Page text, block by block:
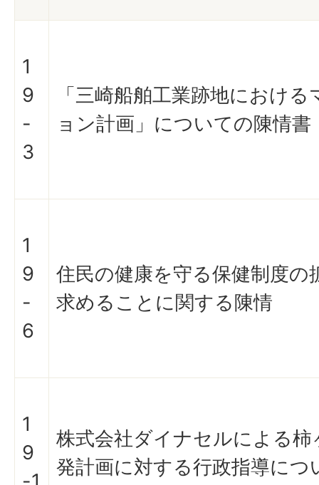
1
9
-
3
「三崎船舶工業跡地における
ョン計画」についての陳情書
1
9
-
6
住民の健康を守る保健制度の
求めることに関する陳情
1
9
株式会社ダイナセルによる柿
発計画に対する行政指導につ